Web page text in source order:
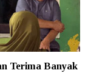
Terima Banyak